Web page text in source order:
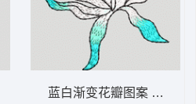
蓝白渐变花瓣图案 靓花 汉